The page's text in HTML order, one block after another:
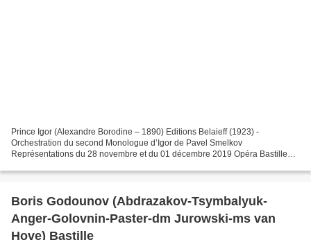
Prince Igor (Alexandre Borodine – 1890) Editions Belaieff (1923) -
Orchestration du second Monologue d’Igor de Pavel Smelkov
Représentations du 28 novembre et du 01 décembre 2019 Opéra Bastille
Boris Godounov (Abdrazakov-Tsymbalyuk-
Anger-Golovnin-Paster-dm Jurowski-ms van
Hove) Bastille